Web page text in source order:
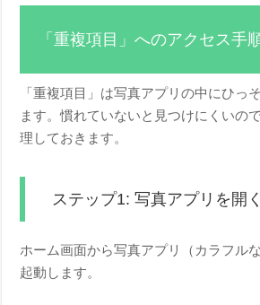
「重複項目」へのアクセス手
「重複項目」は写真アプリの中にひっ
ます。慣れていないと見つけにくいの
理しておきます。
ステップ1: 写真アプリを開く
ホーム画面から写真アプリ（カラフル
起動します。